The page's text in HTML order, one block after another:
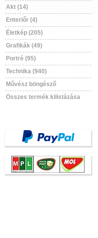
Akt (14)
Enteriőr (4)
Életkép (205)
Grafikák (49)
Portré (95)
Technika (940)
Művész böngésző
Összes termék kilistázása